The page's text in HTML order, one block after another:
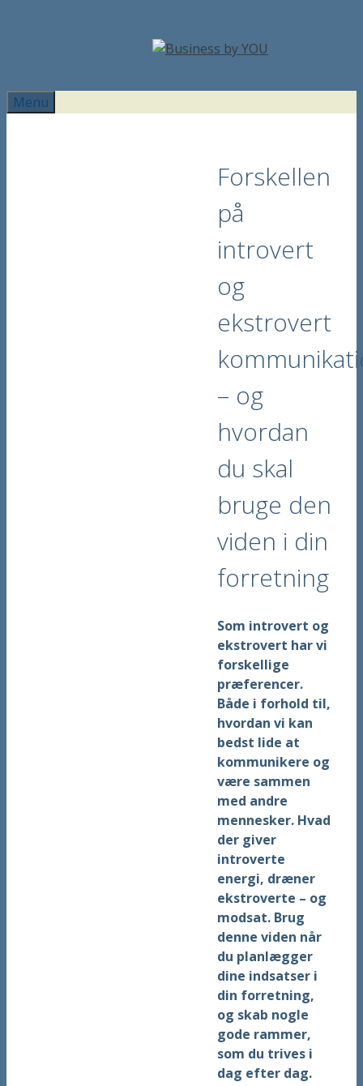
Menu
Forskellen
på
introvert
og
ekstrovert
– og
hvordan
du skal
bruge den
viden i din
forretning
Som introvert og
ekstrovert har vi
forskellige
præferencer.
Både i forhold til,
hvordan vi kan
bedst lide at
kommunikere og
være sammen
med andre
mennesker. Hvad
der giver
introverte
energi, dræner
ekstroverte – og
modsat. Brug
denne viden når
du planlægger
dine indsatser i
din forretning,
og skab nogle
gode rammer,
som du trives i
dag efter dag.